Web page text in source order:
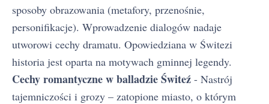
sposoby obrazowania (metafory, przenośnie,
personifikacje). Wprowadzenie dialogów nadaje
utworowi cechy dramatu. Opowiedziana w Świtezi
historia jest oparta na motywach gminnej legendy.
Cechy romantyczne w balladzie Świteź - Nastrój
tajemniczości i grozy – zatopione miasto, o którym